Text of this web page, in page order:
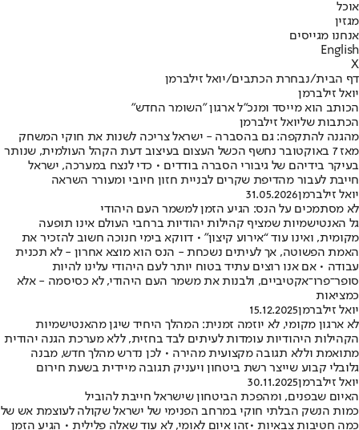
אוכל
מגזין
אנחנו מגייסים
English
X
דף הבית/נבחרת הכתבים/יואל זילברמן
יואל זילברמן
הכותב הוא מייסד ומנכ"ל ארגון "השומר החדש"
הכתבות שליואל זילברמן
מהגנה להתקפה: גם בהסברה - ישראל צריכה לשנות את חוקי המשחק
מאז 7 באוקטובר נחשף הכשל העצום בעיצוב דעת הקהל העולמית, שנותר
בעיקר בידיהם של גיבורי הסברה בודדים • כדי לנצח במערכה, ישראל
חייבת לעבור מהדיפת שקרים לבניית חזון חיובי ומעורר השראה
יואל זילברמן31.05.2026
לא מסתמכים על הנס: הגיע הזמן למשמר העם היהודי
גל האנטישמיות שמציף קהילות יהודיות ברחבי העולם אינו תופעה
מקומית, ואינו עוד “אירוע קיצון” • דווקא בימי חנוכה חשוב להזכיר את
האמת הפשוטה, אך לעיתים נשכחת - הנס הוא מוצא אחרון - לא תכנית
עבודה • אם אנו רוצים עתיד בטוח יותר לעם היהודי עלינו להיות
סופר־פרו־אקטיביים, ולבנות את משמר העם היהודי, לא כסיסמה - אלא
כמציאות
יואל זילברמן15.12.2025
לא ארגון מקומי, לא יוזמה זמנית: המהלך היחיד שיגן מהאנטישמיות
הקהילות היהודיות עומדות לעיתים לבד בחזית, ללא מערכת הגנה יהודית
מתואמת וללא תגובה מקצועית מהירה • לכן נדרש מהלך חדש, מבנה
גלובלי קבוע שייצר רשת ביטחון ויעניק תגובה מיידית בשעת חירום
יואל זילברמן30.11.2025
האיום שבפנים, ומהפכת הביטחון שישראל חייבת להוביל
כמות הנשק הבלתי חוקי במרחב הפנימי של ישראל שקולה לעוצמת אש של
כמה חטיבות צבאיות •זהו איום לאומי, לא עוד שאלה פלילית • הגיע הזמן